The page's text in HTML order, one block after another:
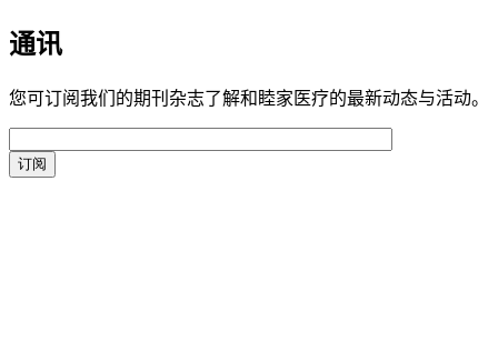
通讯
您可订阅我们的期刊杂志了解和睦家医疗的最新动态与活动。